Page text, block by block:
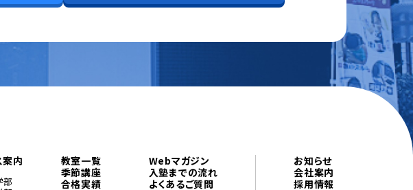
案内
部
教室一覧
季節講座
合格実績
Webマガジン
入塾までの流れ
よくあるご質問
お知らせ
会社案内
採用情報